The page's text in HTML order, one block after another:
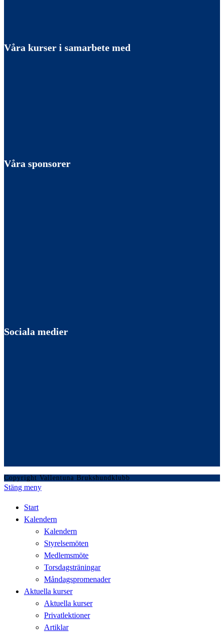
Våra kurser i samarbete med
Våra sponsorer
Sociala medier
Copyright Vallentuna Brukshundklubb
Stäng meny
Start
Kalendern
Kalendern
Styrelsemöten
Medlemsmöte
Torsdagsträningar
Måndagspromenader
Aktuella kurser
Aktuella kurser
Privatlektioner
Artiklar